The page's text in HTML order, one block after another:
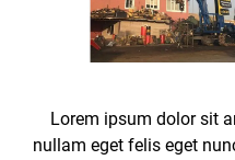
Lorem ipsum dolor sit
nullam eget felis eget